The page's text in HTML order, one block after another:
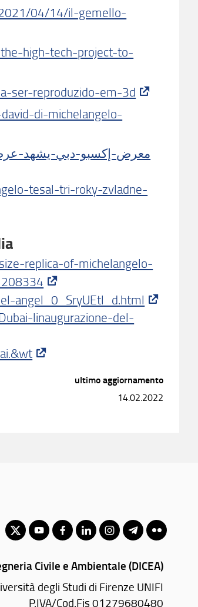
04/14/il-gemello-
high-tech-project-to-
ser-reproduzido-em-3d
di-michelangelo-
tesal-tri-roky-zvladne-
replica-of-michelangelo-
angel_0_SryUEtl_d.html
linaugurazione-del-
ultimo aggiornamento
14.02.2022
Civile e Ambientale (DICEA)
degli Studi di Firenze UNIFI
P.IVA/Cod.Fis 01279680480